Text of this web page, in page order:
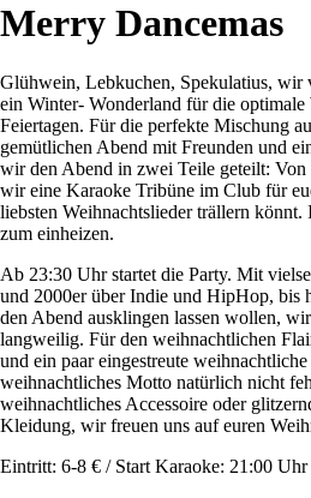
Merry Dancemas
Glühwein, Lebkuchen, Spekulatius, wir
ein Winter- Wonderland für die optimale
Feiertagen. Für die perfekte Mischung
gemütlichen Abend mit Freunden und
wir den Abend in zwei Teile geteilt:
wir eine Karaoke Tribüne im Club für
liebsten Weihnachtslieder trällern
zum einheizen.
Ab 23:30 Uhr startet die Party. Mit
und 2000er über Indie und HipHop, bis
den Abend ausklingen lassen wollen,
langweilig. Für den weihnachtlichen
und ein paar eingestreute
weihnachtliches Motto natürlich nicht
weihnachtliches Accessoire oder
Kleidung, wir freuen uns auf euren
Eintritt: 6-8 € / Start Karaoke: 21:00